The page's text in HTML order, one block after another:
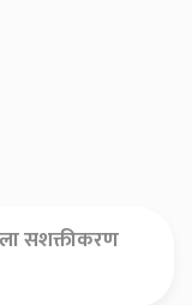
सशक्तीकरण